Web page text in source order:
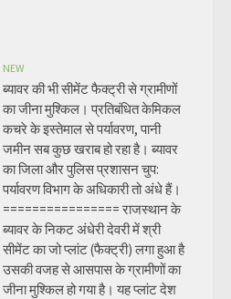
NEW
ब्यावर की भी सीमेंट फैक्ट्री से ग्रामीणों
का जीना मुश्किल। प्रतिबंधित केमिकल
कचरे के इस्तेमाल से पर्यावरण, पानी
जमीन सब कुछ खराब हो रहा है। ब्यावर
का जिला और पुलिस प्रशासन चुप:
पर्यावरण विभाग के अधिकारी तो अंधे हैं।
================ राजस्थान के
ब्यावर के निकट अंधेरी देवरी में श्री
सीमेंट का जो प्लांट (फैक्ट्री) लगा हुआ है
उसकी वजह से आसपास के ग्रामीणों का
जीना मुश्किल हो गया है। यह प्लांट देश